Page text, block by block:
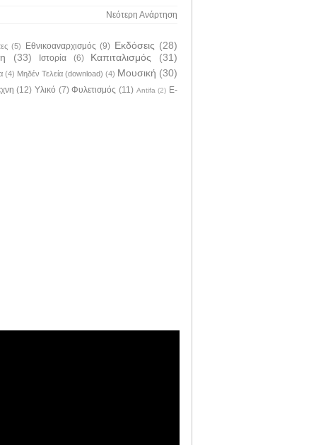
Νεότερη Ανάρτηση
(5) Εθνικοαναρχισμός (9) Εκδόσεις (28)
(33) Ιστορία (6) Καπιταλισμός
(31)
(4) Μηδέν Τελεία (download) (4) Μουσική (30)
(12) Υλικό (7) Φυλετισμός (11) Antifa (2) E-